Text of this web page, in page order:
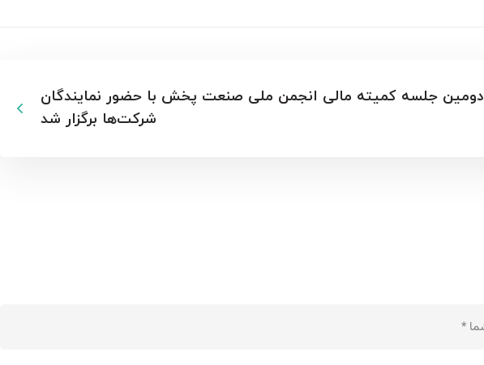
دومین جلسه کمیته مالی انجمن ملی صنعت پخش با حضور نمایندگان
شرکت‌ها برگزار شد